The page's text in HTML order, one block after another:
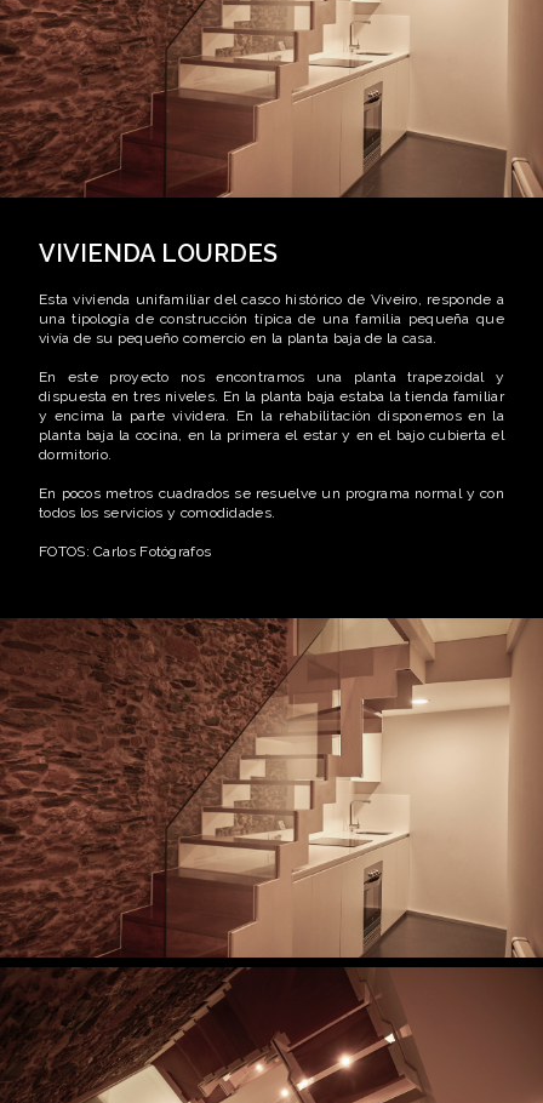
VIVIENDA LOURDES
Esta vivienda unifamiliar del casco histórico de Viveiro, responde a
una tipología de construcción típica de una familia pequeña que
vivía de su pequeño comercio en la planta baja de la casa.
En este proyecto nos encontramos una planta trapezoidal y
dispuesta en tres niveles. En la planta baja estaba la tienda familiar
y encima la parte vividera. En la rehabilitación disponemos en la
planta baja la cocina, en la primera el estar y en el bajo cubierta el
dormitorio.
En pocos metros cuadrados se resuelve un programa normal y con
todos los servicios y comodidades.
FOTOS: Carlos Fotógrafos